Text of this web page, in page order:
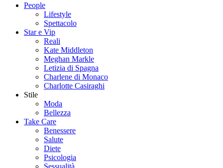
People
Lifestyle
Spettacolo
Star e Vip
Reali
Kate Middleton
Meghan Markle
Letizia di Spagna
Charlene di Monaco
Charlotte Casiraghi
Stile
Moda
Bellezza
Take Care
Benessere
Salute
Diete
Psicologia
Sessualità